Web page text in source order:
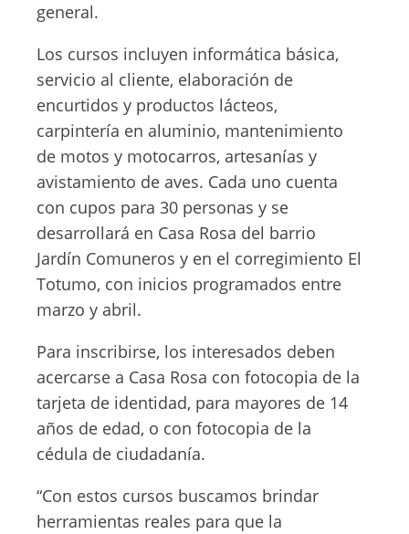
general.
Los cursos incluyen informática básica,
servicio al cliente, elaboración de
encurtidos y productos lácteos,
carpintería en aluminio, mantenimiento
de motos y motocarros, artesanías y
avistamiento de aves. Cada uno cuenta
con cupos para 30 personas y se
desarrollará en Casa Rosa del barrio
Jardín Comuneros y en el corregimiento El
Totumo, con inicios programados entre
marzo y abril.
Para inscribirse, los interesados deben
acercarse a Casa Rosa con fotocopia de la
tarjeta de identidad, para mayores de 14
años de edad, o con fotocopia de la
cédula de ciudadanía.
“Con estos cursos buscamos brindar
herramientas reales para que la